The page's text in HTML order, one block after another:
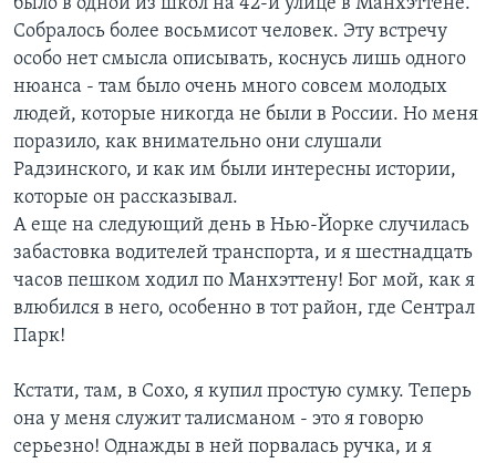
было в одной из школ на 42-й улице в Манхэттене.
Собралось более восьмисот человек. Эту встречу
особо нет смысла описывать, коснусь лишь одного
нюанса - там было очень много совсем молодых
людей, которые никогда не были в России. Но меня
поразило, как внимательно они слушали
Радзинского, и как им были интересны истории,
которые он рассказывал.
А еще на следующий день в Нью-Йорке случилась
забастовка водителей транспорта, и я шестнадцать
часов пешком ходил по Манхэттену! Бог мой, как я
влюбился в него, особенно в тот район, где Сентрал
Парк!
Кстати, там, в Сохо, я купил простую сумку. Теперь
она у меня служит талисманом - это я говорю
серьезно! Однажды в ней порвалась ручка, и я